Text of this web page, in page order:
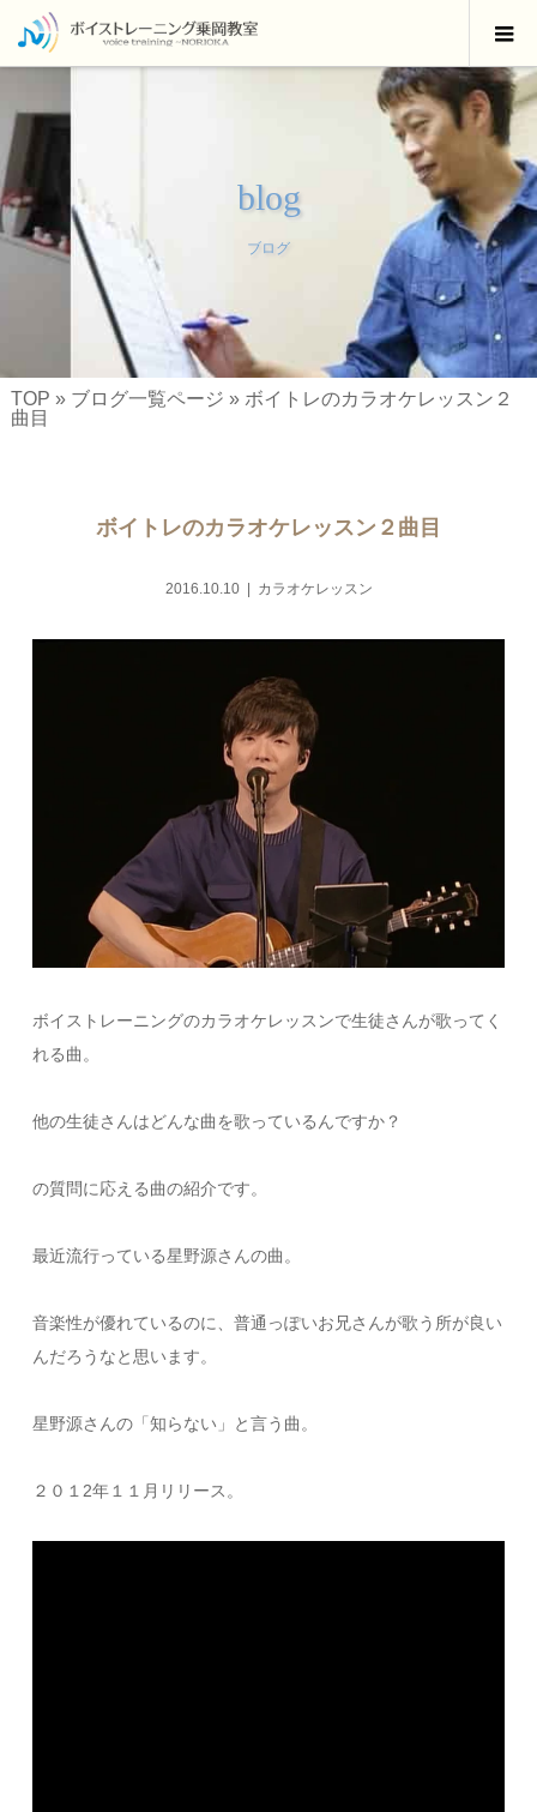
blog
ブログ
TOP » ブログ一覧ページ » ボイトレのカラオケレッスン２
曲目
ボイトレのカラオケレッスン２曲目
2016.10.10 カラオケレッスン
ボイストレーニングのカラオケレッスンで生徒さんが歌ってく
れる曲。
他の生徒さんはどんな曲を歌っているんですか？
の質問に応える曲の紹介です。
最近流行っている星野源さんの曲。
音楽性が優れているのに、普通っぽいお兄さんが歌う所が良い
んだろうなと思います。
星野源さんの「知らない」と言う曲。
２０１2年１１月リリース。